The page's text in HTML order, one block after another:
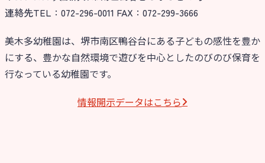
連絡先TEL：072-296-0011 FAX：072-299-3666
美木多幼稚園は、堺市南区鴨谷台にある子どもの感性を豊か
にする、豊かな自然環境で遊びを中心としたのびのび保育を
行なっている幼稚園です。
情報開⽰データはこちら